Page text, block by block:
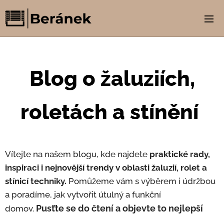
Blog o žaluziích,
roletách a stínění
Vítejte na našem blogu, kde najdete praktické rady,
inspiraci i nejnovější trendy v oblasti žaluzií, rolet a
stínicí techniky. Pomůžeme vám s výběrem i údržbou
a poradíme, jak vytvořit útulný a funkční
domov. Pusťte se do čtení a objevte to nejlepší